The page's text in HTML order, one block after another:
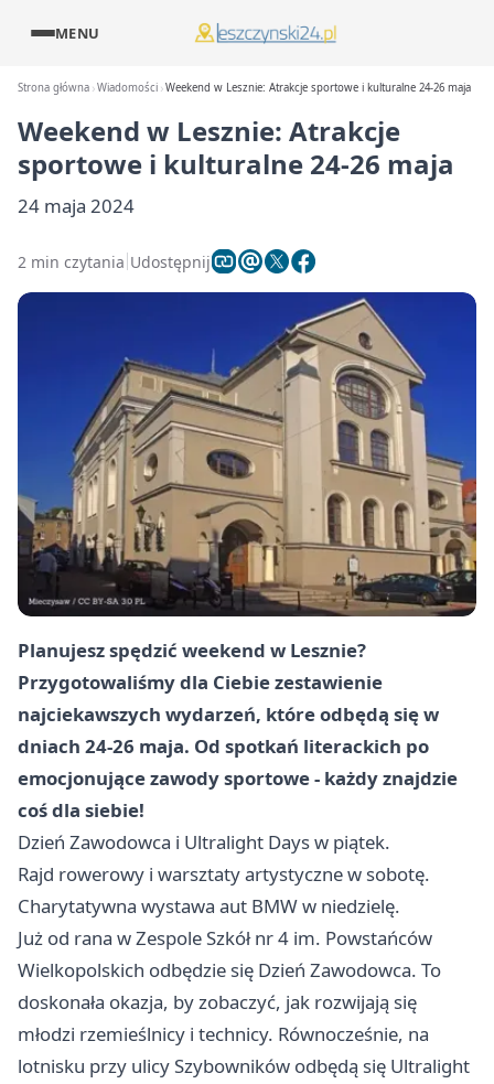
MENU
Strona główna Wiadomości Weekend w Lesznie: Atrakcje sportowe i kulturalne 24-26 maja
Weekend w Lesznie: Atrakcje
sportowe i kulturalne 24-26 maja
24 maja 2024
2 min czytania Udostępnij
Planujesz spędzić weekend w Lesznie?
Przygotowaliśmy dla Ciebie zestawienie
najciekawszych wydarzeń, które odbędą się w
dniach 24-26 maja. Od spotkań literackich po
emocjonujące zawody sportowe - każdy znajdzie
coś dla siebie!
Dzień Zawodowca i Ultralight Days w piątek.
Rajd rowerowy i warsztaty artystyczne w sobotę.
Charytatywna wystawa aut BMW w niedzielę.
Już od rana w Zespole Szkół nr 4 im. Powstańców
Wielkopolskich odbędzie się Dzień Zawodowca. To
doskonała okazja, by zobaczyć, jak rozwijają się
młodzi rzemieślnicy i technicy. Równocześnie, na
lotnisku przy ulicy Szybowników odbędą się Ultralight